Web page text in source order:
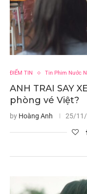
ĐIỂM TIN Tin Phim Nước
ANH TRAI SAY
phòng vé Việt?
by Hoàng Anh 25/